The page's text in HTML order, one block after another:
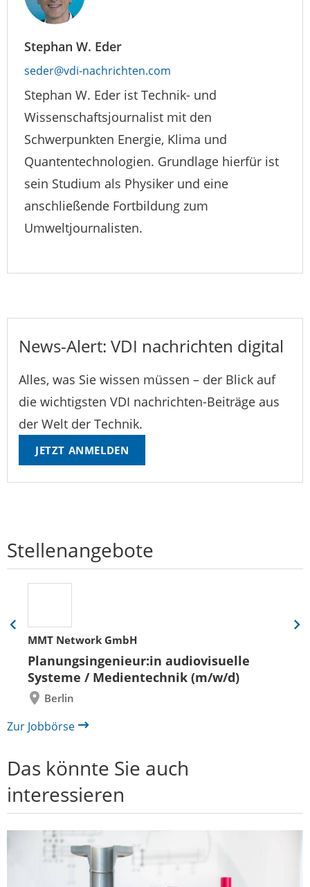
Stephan W. Eder
seder@vdi-nachrichten.com
Stephan W. Eder ist Technik- und
Wissenschaftsjournalist mit den
Schwerpunkten Energie, Klima und
Quantentechnologien. Grundlage hierfür ist
sein Studium als Physiker und eine
anschließende Fortbildung zum
Umweltjournalisten.
News-Alert: VDI nachrichten digital
Alles, was Sie wissen müssen – der Blick auf
die wichtigsten VDI nachrichten-Beiträge aus
der Welt der Technik.
JETZT ANMELDEN
Stellenangebote
MMT Network GmbH
Planungsingenieur:in audiovisuelle
Systeme / Medientechnik (m/w/d)
Berlin
Eine
Folie
zurück
Eine
Zur Jobbörse
Das könnte Sie auch
interessieren